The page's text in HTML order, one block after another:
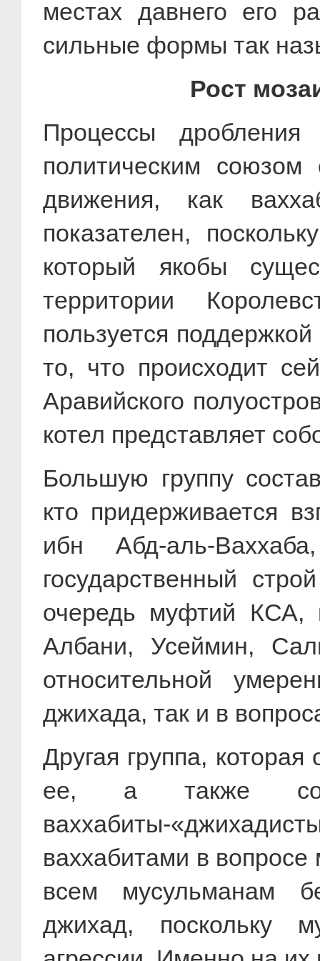
местах давнего его
сильные формы так
Рост
Процессы
политическим союзом
движения, как
показателен,
который якобы
территории
пользуется
то, что происходит
Аравийского
котел представляет
Большую группу
кто придерживается
ибн Абд-аль-
государственный
очередь муфтий
Албани, Усеймин,
относительной
джихада, так и в
Другая группа, которая
ее, а также
ваххабиты-
ваххабитами в вопросе
всем мусульманам
джихад, поскольку